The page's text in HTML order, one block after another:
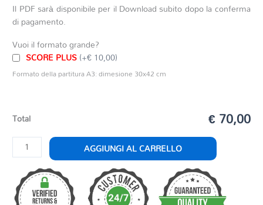
Il PDF sarà disponibile per il Download subito dopo la conferma
di pagamento.
Vuoi il formato grande?
SCORE PLUS(+€ 10,00)
Formato della partitura A3: dimesione 30x42 cm
Total € 70,00
BACH
CONCERTO
quantità
AGGIUNGI AL CARRELLO